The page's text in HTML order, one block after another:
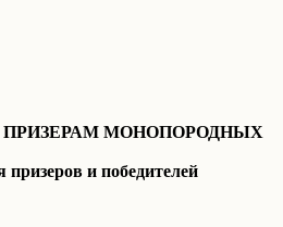
МОНОПОРОДНЫХ
и победителей